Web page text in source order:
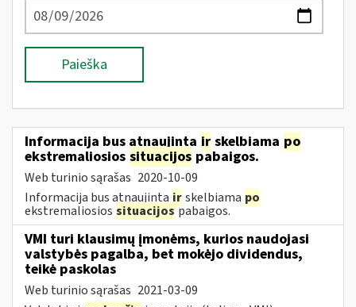
Paieška
Informacija bus atnaujinta ir skelbiama po
ekstremaliosios situacijos pabaigos.
Web turinio sąrašas 2020-10-09
Informacija bus atnaujinta irskelbiama po
ekstremaliosios situacijospabaigos.
VMI turi klausimų įmonėms, kurios naudojasi
valstybės pagalba, bet mokėjo dividendus,
teikė paskolas
Web turinio sąrašas 2021-03-09